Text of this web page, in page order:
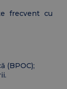
frecvent cu
(BPOC);